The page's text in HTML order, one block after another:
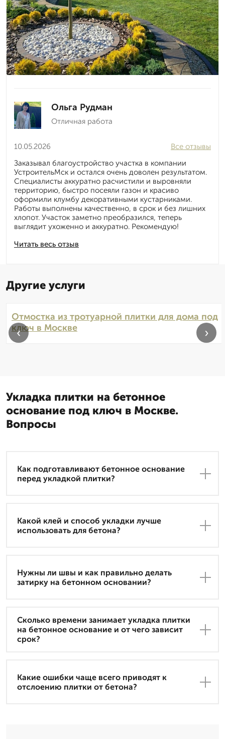
Ольга Рудман
Отличная работа
10.05.2026
Читать весь отзыв
Все отзывы
Заказывал благоустройство участка в компании
УстроительМск и остался очень доволен результатом.
Специалисты аккуратно расчистили и выровняли
территорию, быстро посеяли газон и красиво
оформили клумбу декоративными кустарниками.
Работы выполнены качественно, в срок и без лишних
хлопот. Участок заметно преобразился, теперь
выглядит ухоженно и аккуратно. Рекомендую!
Другие услуги
Отмостка из тротуарной плитки для дома под
ключ в Москве
‹ ›
Укладка плитки на бетонное
основание под ключ в Москве.
Вопросы
Как подготавливают бетонное основание
перед укладкой плитки?
Какой клей и способ укладки лучше
использовать для бетона?
Нужны ли швы и как правильно делать
затирку на бетонном основании?
Сколько времени занимает укладка плитки
на бетонное основание и от чего зависит
срок?
Какие ошибки чаще всего приводят к
отслоению плитки от бетона?